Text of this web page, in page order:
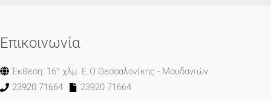
Επικοινωνία
Έκθεση: 16° χλμ. Ε.Ο Θεσσαλονίκης - Μουδανιών
23920 71664
23920 71664